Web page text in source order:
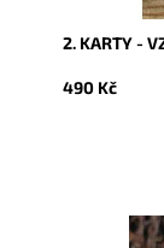
2. KARTY -
490 Kč